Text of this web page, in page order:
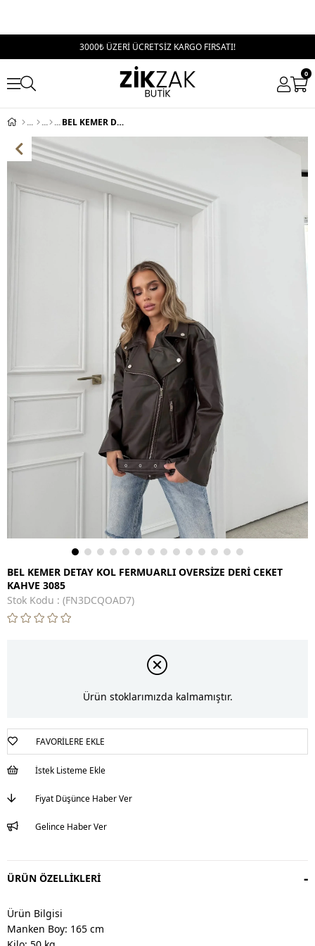
3000₺ ÜZERİ ÜCRETSİZ KARGO FIRSATI!
0
BEL KEMER DETAY KOL FERMUARLI OVERSİZE DERİ CEKET KAHVE 3085
BEL KEMER DETAY KOL FERMUARLI OVERSİZE DERİ CEKET
KAHVE 3085
Stok Kodu
(FN3DCQOAD7)
Ürün stoklarımızda kalmamıştır.
FAVORILERE EKLE
İstek Listeme Ekle
Fiyat Düşünce Haber Ver
Gelince Haber Ver
ÜRÜN ÖZELLIKLERI
Ürün Bilgisi
Manken Boy: 165 cm